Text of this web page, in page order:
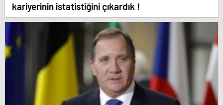
kariyerinin istatistiğini çıkardık !